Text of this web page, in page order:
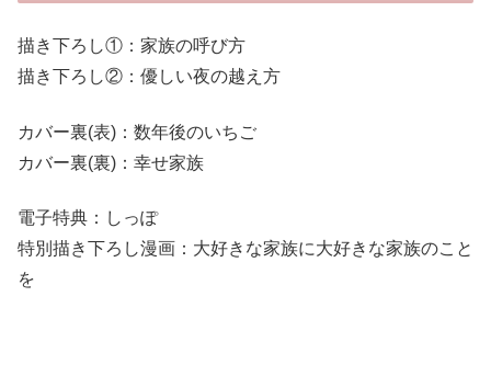
描き下ろし①：家族の呼び方
描き下ろし②：優しい夜の越え方
カバー裏(表)：数年後のいちご
カバー裏(裏)：幸せ家族
電子特典：しっぽ
特別描き下ろし漫画：大好きな家族に大好きな家族のこと
を